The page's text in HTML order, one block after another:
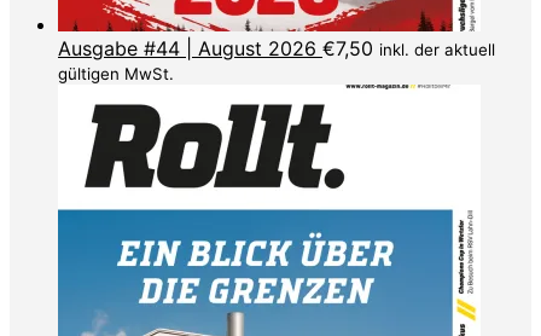
Ausgabe #44 | August 2026 €7,50 inkl. der aktuell
gültigen MwSt.